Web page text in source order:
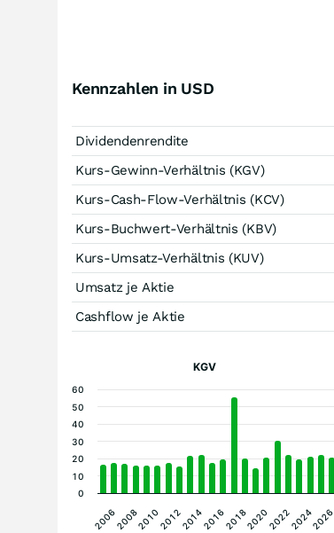
Kennzahlen in USD
Dividendenrendite
Kurs-Gewinn-Verhältnis (KGV)
Kurs-Cash-Flow-Verhältnis (KCV)
Kurs-Buchwert-Verhältnis (KBV)
Kurs-Umsatz-Verhältnis (KUV)
Umsatz je Aktie
Cashflow je Aktie
KGV
2010 2016 2022
20062008 20122014 20182020 20242026
0
10
20
30
40
50
60